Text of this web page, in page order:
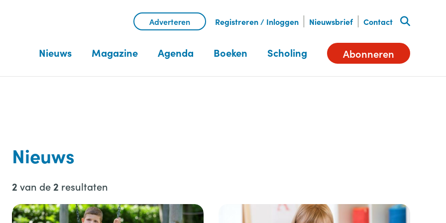
Adverteren Registreren / Inloggen Nieuwsbrief Contact
Nieuws Magazine Agenda Boeken Scholing Abonneren
Nieuws
2 van de 2 resultaten